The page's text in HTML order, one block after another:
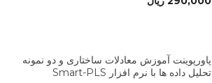
پاورپوینت آموزش معادلات ساختاری و دو نمونه
تحلیل داده ها با نرم افزار Smart-PLS